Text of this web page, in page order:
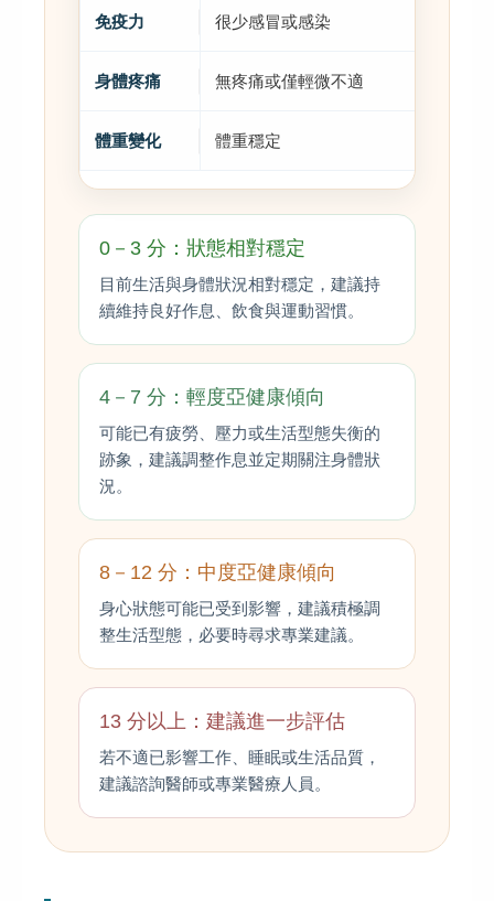
免疫力 很少感冒或感染
身體疼痛 無疼痛或僅輕微不適
體重變化 體重穩定
0－3 分：狀態相對穩定
目前生活與身體狀況相對穩定，建議持
續維持良好作息、飲食與運動習慣。
4－7 分：輕度亞健康傾向
可能已有疲勞、壓力或生活型態失衡的
跡象，建議調整作息並定期關注身體狀
況。
8－12 分：中度亞健康傾向
身心狀態可能已受到影響，建議積極調
整生活型態，必要時尋求專業建議。
13 分以上：建議進一步評估
若不適已影響工作、睡眠或生活品質，
建議諮詢醫師或專業醫療人員。